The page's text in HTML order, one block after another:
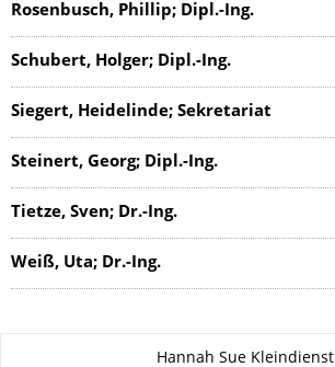
Rosenbusch, Phillip; Dipl.-Ing.
Schubert, Holger; Dipl.-Ing.
Siegert, Heidelinde; Sekretariat
Steinert, Georg; Dipl.-Ing.
Tietze, Sven; Dr.-Ing.
Weiß, Uta; Dr.-Ing.
Zu dieser SeiteHannah Sue Kleindienst